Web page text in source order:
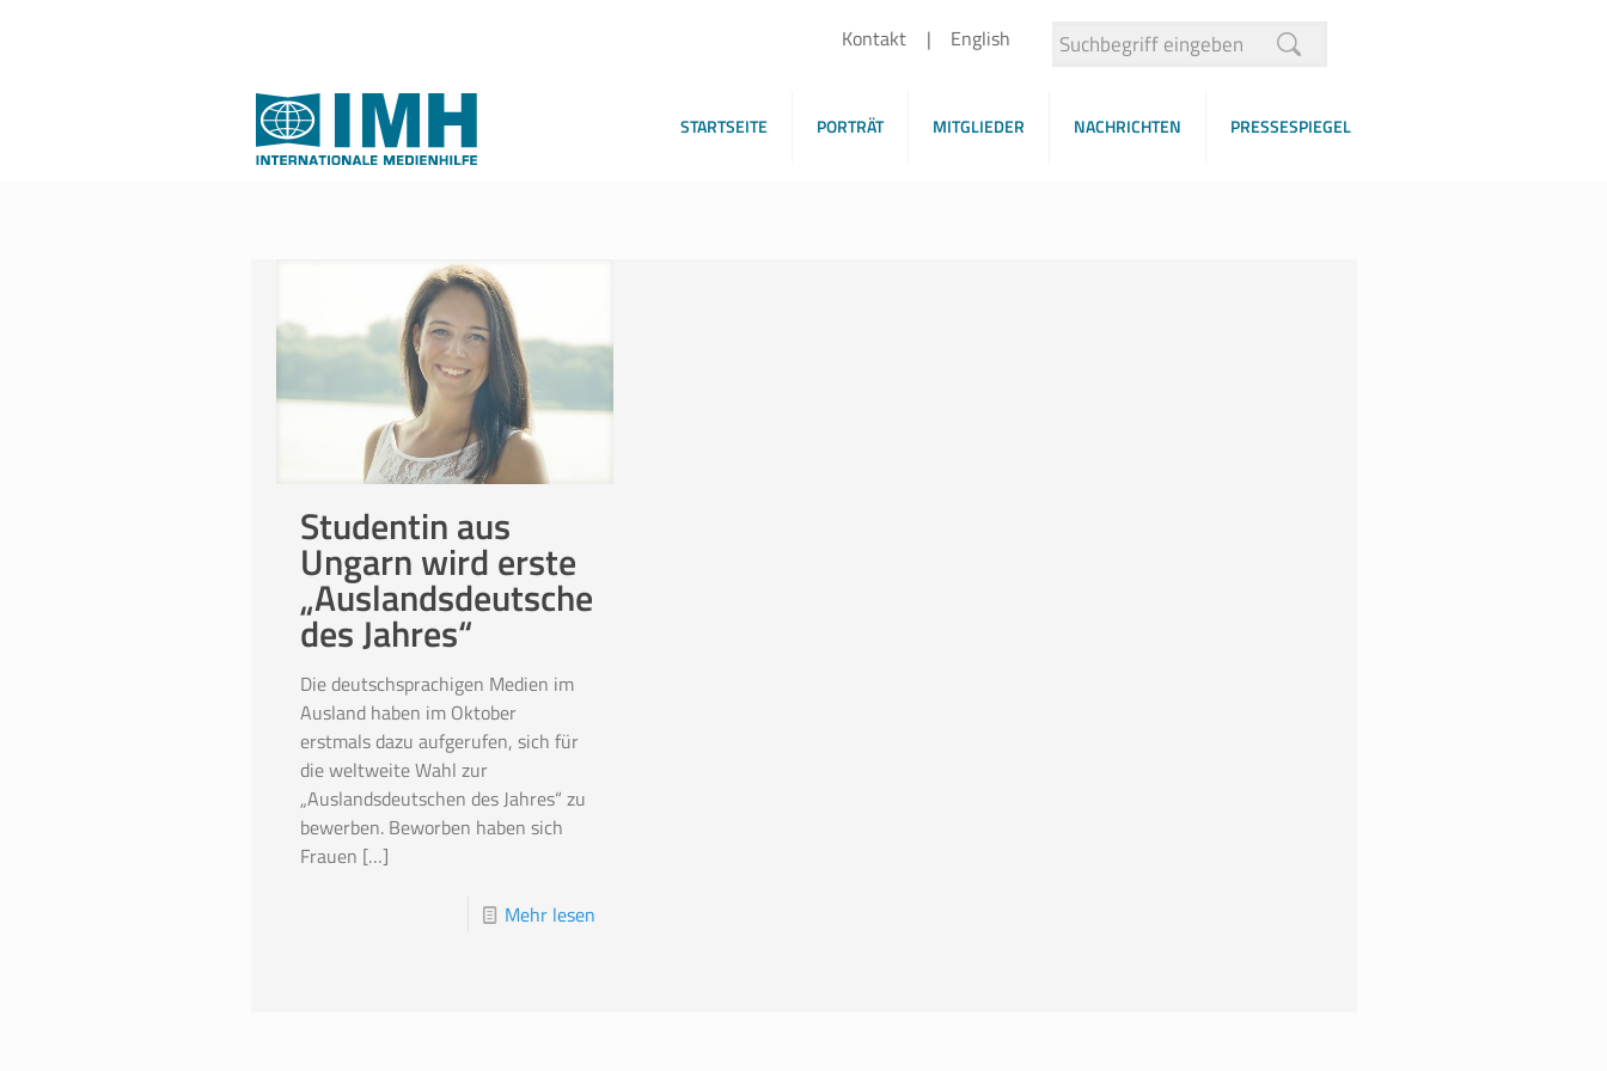
Kontakt English
STARTSEITE PORTRÄT MITGLIEDER NACHRICHTEN PRESSESPIEGEL
Studentin aus
Ungarn wird erste
„Auslandsdeutsche
des Jahres“
Die deutschsprachigen Medien im
Ausland haben im Oktober
erstmals dazu aufgerufen, sich für
die weltweite Wahl zur
„Auslandsdeutschen des Jahres“ zu
bewerben. Beworben haben sich
Frauen […]
Mehr lesen